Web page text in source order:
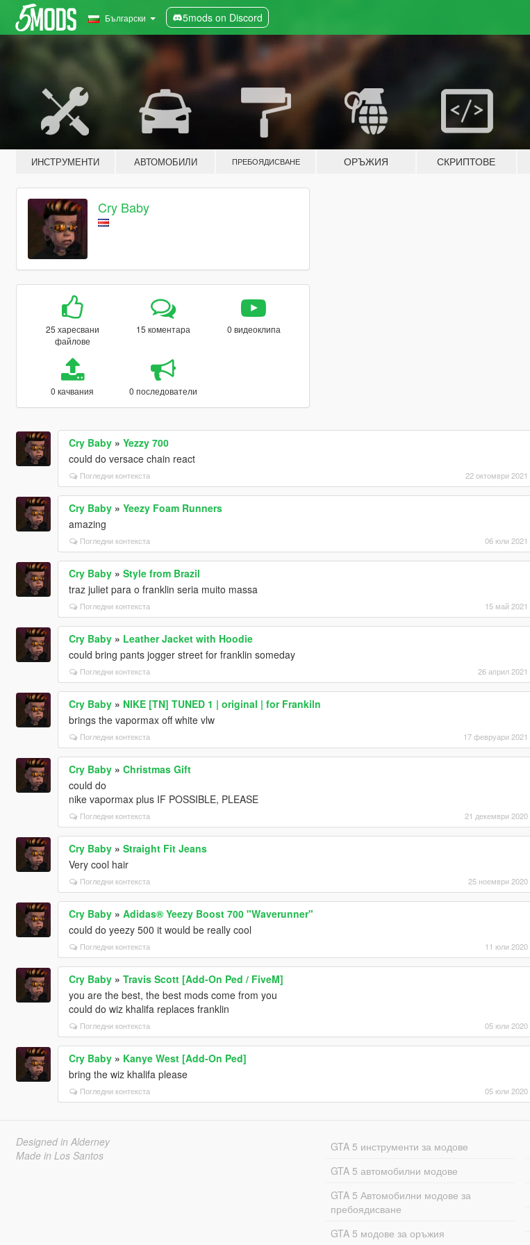
Български 5mods on Discord
ИНСТРУМЕНТИ АВТОМОБИЛИ ПРЕБОЯДИСВАНЕ ОРЪЖИЯ СКРИПТОВЕ
Cry Baby
25 харесвани
файлове
15 коментара 0 видеоклипа
0 качвания 0 последователи
Cry Baby» Yezzy 700
could do versace chain react
Погледни контекста 22 октомври 2021
Cry Baby» Yeezy Foam Runners
amazing
Погледни контекста 06 юли 2021
Cry Baby» Style from Brazil
traz juliet para o franklin seria muito massa
Погледни контекста 15 май 2021
Cry Baby» Leather Jacket with Hoodie
could bring pants jogger street for franklin someday
Погледни контекста 26 април 2021
Cry Baby» NIKE [TN] TUNED 1 | original | for Frankiln
brings the vapormax off white vlw
Погледни контекста 17 февруари 2021
Cry Baby» Christmas Gift
could do
nike vapormax plus IF POSSIBLE, PLEASE
Погледни контекста 21 декември 2020
Cry Baby» Straight Fit Jeans
Very cool hair
Погледни контекста 25 ноември 2020
Cry Baby» Adidas® Yeezy Boost 700 "Waverunner"
could do yeezy 500 it would be really cool
Погледни контекста 11 юли 2020
Cry Baby» Travis Scott [Add-On Ped / FiveM]
you are the best, the best mods come from you
could do wiz khalifa replaces franklin
Погледни контекста 05 юли 2020
Cry Baby» Kanye West [Add-On Ped]
bring the wiz khalifa please
Погледни контекста 05 юли 2020
Designed in Alderney
Made in Los Santos
GTA 5 инструменти за модове
GTA 5 автомобилни модове
GTA 5 Автомобилни модове за
пребоядисване
GTA 5 модове за оръжия